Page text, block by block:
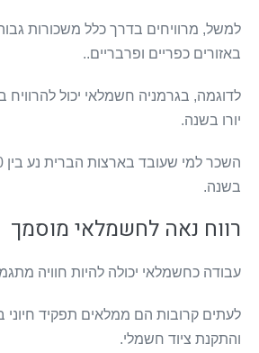
למשל, מרוויחים בדרך כלל משכורות
באזורים כפריים ופרבריים..
יורו בשנה.
בשנה.
רווח נאה לחשמלאי מוסמך
עבודה כחשמלאי יכולה להיות חוויה
לעתים קרובות הם ממלאים תפקיד חיוני
והתקנת ציוד חשמלי.